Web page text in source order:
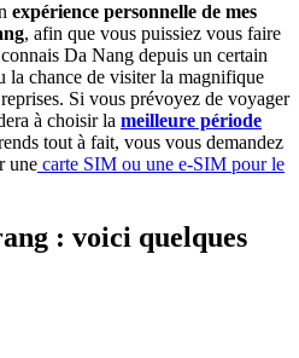
expérience personnelle de mes
, afin que vous puissiez vous faire
Da Nang depuis un certain
la chance de visiter la magnifique
Si vous prévoyez de voyager
à choisir la meilleure période
tout à fait, vous vous demandez
une carte SIM ou une e-SIM pour le
: voici quelques